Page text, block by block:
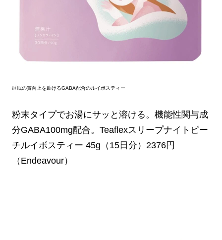
睡眠の質向上を助けるGABA配合のルイボスティー
粉末タイプでお湯にサッと溶ける。機能性関与成
分GABA100mg配合。Teaflexスリープナイトピー
チルイボスティー 45g（15日分）2376円
（Endeavour）